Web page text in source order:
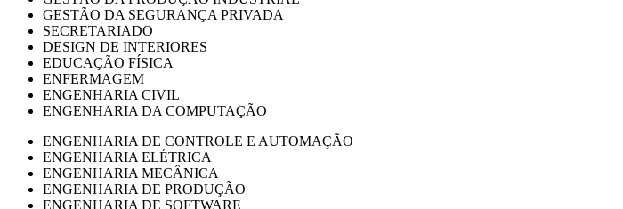
GESTÃO DA SEGURANÇA PRIVADA
SECRETARIADO
DESIGN DE INTERIORES
EDUCAÇÃO FÍSICA
ENFERMAGEM
ENGENHARIA CIVIL
ENGENHARIA DA COMPUTAÇÃO
ENGENHARIA DE CONTROLE E AUTOMAÇÃO
ENGENHARIA ELÉTRICA
ENGENHARIA MECÂNICA
ENGENHARIA DE PRODUÇÃO
ENGENHARIA DE SOFTWARE